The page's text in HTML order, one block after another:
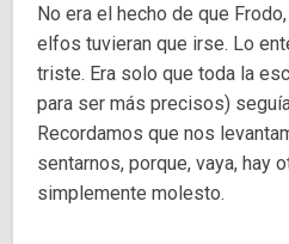
No era el hecho de que
elfos tuvieran que irse. Lo
triste. Era solo que toda la
para ser más precisos)
Recordamos que nos
sentarnos, porque, vaya, hay
simplemente molesto.